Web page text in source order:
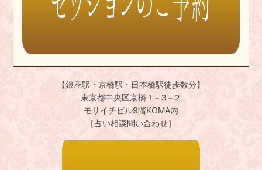
【銀座駅・京橋駅・日本橋駅徒歩数分】
東京都中央区京橋１−３−２
モリイチビル9階KOMA内
［占い相談問い合わせ］